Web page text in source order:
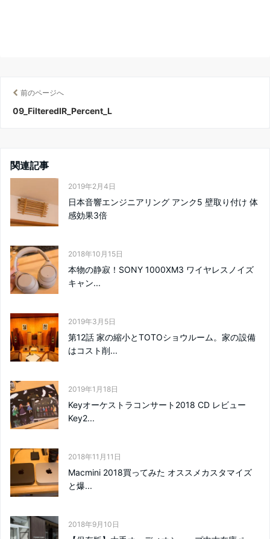
前のページへ
09_FilteredIR_Percent_L
関連記事
2019年2月4日
日本音響エンジニアリング アンク5 壁取り付け 体
感効果3倍
2018年10月15日
本物の静寂！SONY 1000XM3 ワイヤレスノイズ
キャン...
2019年3月5日
第12話 家の縮小とTOTOショウルーム。家の設備
はコスト削...
2019年1月18日
Keyオーケストラコンサート2018 CD レビュー
Key2...
2018年11月11日
Macmini 2018買ってみた オススメカスタマイズ
と爆...
2018年9月10日